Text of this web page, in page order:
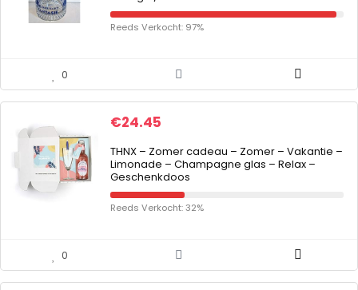
Reeds Verkocht: 97%
0
€24.45
THNX – Zomer cadeau – Zomer – Vakantie –
Limonade – Champagne glas – Relax –
Geschenkdoos
Reeds Verkocht: 32%
0